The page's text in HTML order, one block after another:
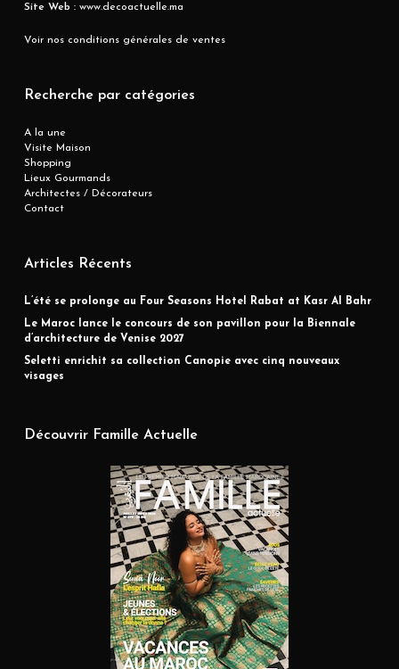
Site Web :www.decoactuelle.ma
Voir nos conditions générales de ventes
Recherche par catégories
A la une
Visite Maison
Shopping
Lieux Gourmands
Architectes / Décorateurs
Contact
Articles Récents
L’été se prolonge au Four Seasons Hotel Rabat at Kasr Al Bahr
Le Maroc lance le concours de son pavillon pour la Biennale
d’architecture de Venise 2027
Seletti enrichit sa collection Canopie avec cinq nouveaux
visages
Découvrir Famille Actuelle